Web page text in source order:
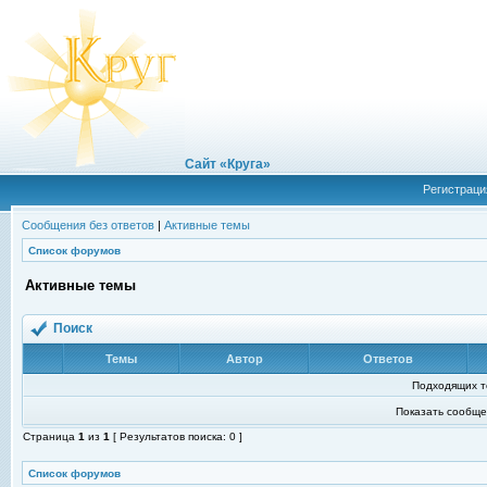
Сайт «Круга»
Сообщения без ответов | Активные темы
Список форумов
Активные темы
Поиск
Темы Автор Ответов
Подходящих
Показать
Страница 1 из 1 [ Результатов поиска: 0 ]
Список форумов